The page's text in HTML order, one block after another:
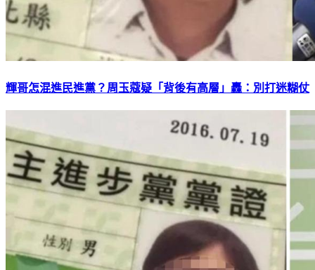
輝哥怎混進民進黨？周玉蔻疑「背後有高層」轟：別打迷糊仗